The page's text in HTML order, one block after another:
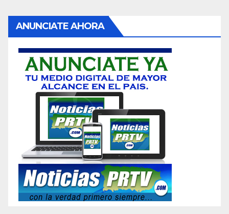
ANUNCIATE AHORA